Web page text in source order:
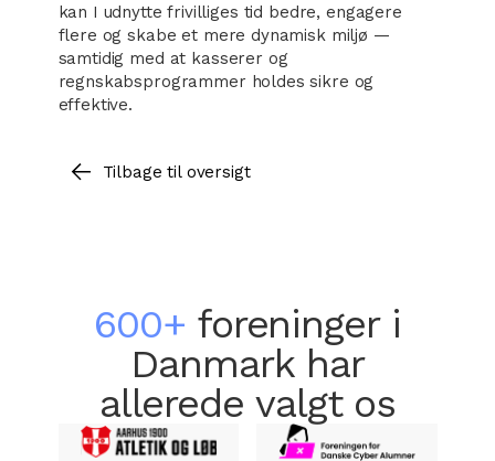
kan I udnytte frivilliges tid bedre, engagere
flere og skabe et mere dynamisk miljø —
samtidig med at kasserer og
regnskabsprogrammer holdes sikre og
effektive.
Tilbage til oversigt
600+ foreninger i
Danmark har
allerede valgt os